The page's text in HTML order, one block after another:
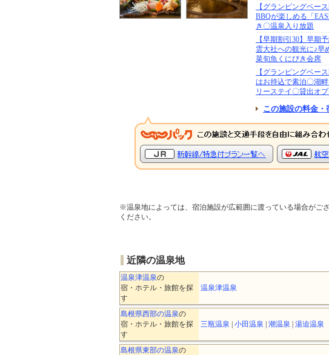
【グランピングベー
BBQが楽しめる「
き〇温泉入り放題
【早期割引30】早期
雲大社への観光に♪早
菜旬魚くにびき会席
【グランピングベー
はお持込で素泊〇湖
リーステイ〇貸出オ
この施設の料金
※温泉地によっては、宿泊施設が広範囲に渡っている場合がご
ください。
近隣の温泉地
温泉津温泉の
宿・ホテル・旅館を探
す
温泉津温泉
島根県西部の温泉の
宿・ホテル・旅館を探
す
三瓶温泉 | 小田温泉 | 潮温泉 | 湯迫温泉
島根県東部の温泉の